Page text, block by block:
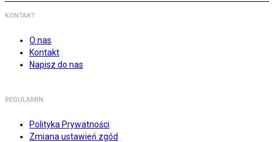
KONTAKT
O nas
Kontakt
Napisz do nas
REGULAMIN
Polityka Prywatności
Zmiana ustawień zgód